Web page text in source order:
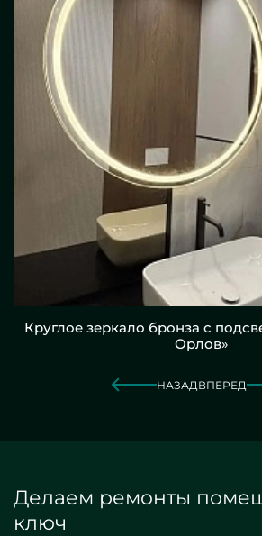
Круглое зеркало бронза с
Орлов»
НАЗАД ВПЕРЕД
Делаем ремонты
ключ